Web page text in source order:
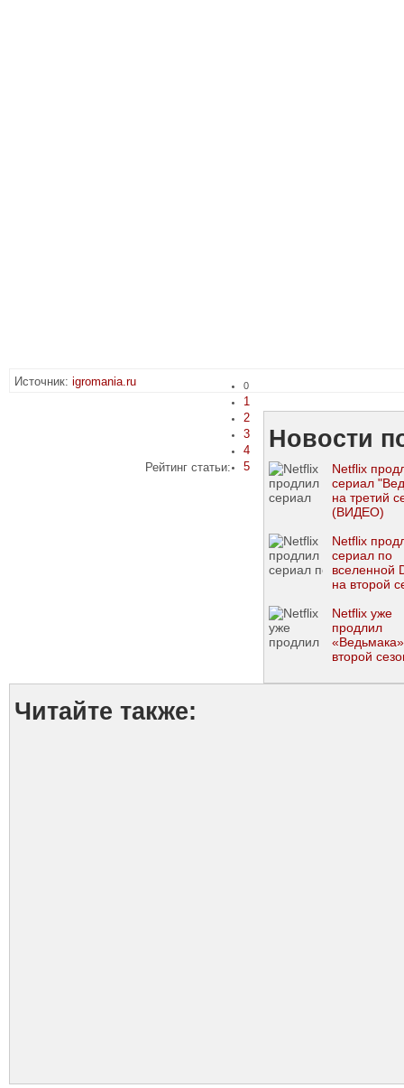
Источник: igromania.ru
Рейтинг статьи:
0
1
2
3
4
5
Новости
Netflix
сериал
на третий
(ВИДЕО)
Netflix
сериал по
вселенной
на второй
Netflix уже
продлил
второй
Читайте также: